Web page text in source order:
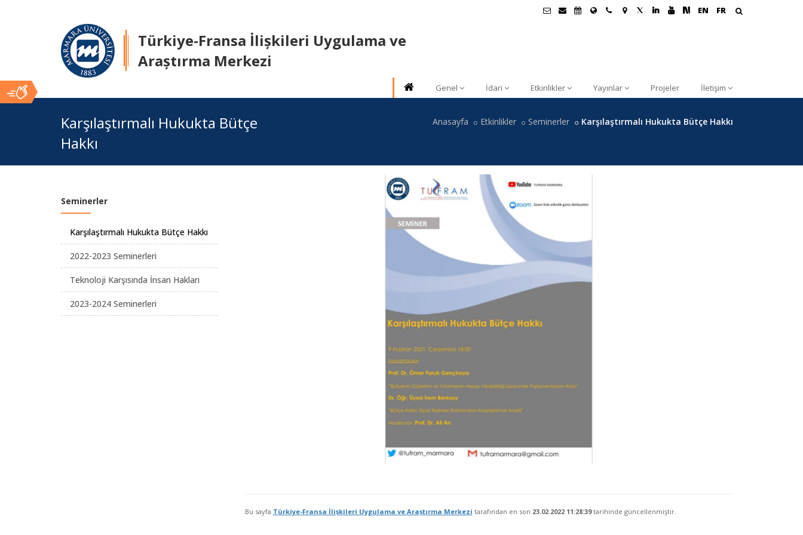
EN FR
Türkiye-Fransa İlișkileri Uygulama ve
Araștırma Merkezi
Genel İdari Etkinlikler Yayınlar Projeler İletişim
İçerik
Karşılaştırmalı Hukukta Bütçe
Hakkı
Anasayfa Etkinlikler Seminerler Karşılaştırmalı Hukukta Bütçe Hakkı
Bu sayfa Türkiye-Fransa İlișkileri Uygulama ve Araștırma Merkezi tarafından en son 23.02.2022 11:28:39tarihinde güncellenmiştir.
Seminerler
Karşılaştırmalı Hukukta Bütçe Hakkı
2022-2023 Seminerleri
Teknoloji Karşısında İnsan Hakları
2023-2024 Seminerleri